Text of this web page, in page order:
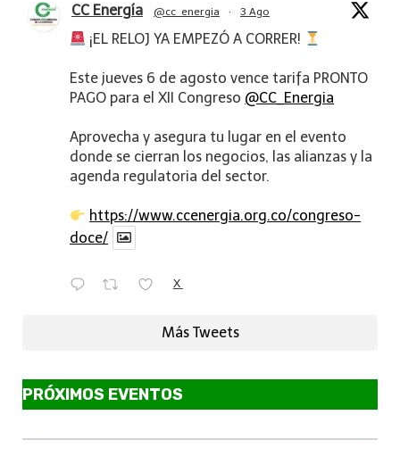
CC Energía @cc_energia · 3 Ago
¡EL RELOJ YA EMPEZÓ A CORRER!
Este jueves 6 de agosto vence tarifa PRONTO
PAGO para el XII Congreso @CC_Energia
Aprovecha y asegura tu lugar en el evento
donde se cierran los negocios, las alianzas y la
agenda regulatoria del sector.
https://www.ccenergia.org.co/congreso-
doce/
X
Más Tweets
PRÓXIMOS EVENTOS